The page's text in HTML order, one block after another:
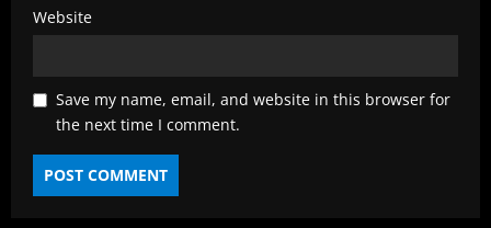
Website
Save my name, email, and website in this browser for
the next time I comment.